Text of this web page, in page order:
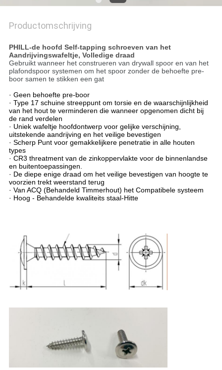
Productomschrijving
PHILL-de hoofd Self-tapping schroeven van het
Aandrijvingswafeltje, Volledige draad
Gebruikt wanneer het construeren van drywall spoor en van het
plafondspoor systemen om het spoor zonder de behoefte pre-
boor samen te stikken een gat
· Geen behoefte pre-boor
· Type 17 schuine streeppunt om torsie en de waarschijnlijkheid
van het hout te verminderen die wanneer opgenomen dicht bij
de rand verdelen
· Uniek wafeltje hoofdontwerp voor gelijke verschijning,
uitstekende aandrijving en het veilige bevestigen
· Scherp Punt voor gemakkelijkere penetratie in alle houten
types
· CR3 threatment van de zinkoppervlakte voor de binnenlandse
en buitentoepassingen.
· De diepe enige draad om het veilige bevestigen van hoogte te
voorzien trekt weerstand terug
· Van ACQ (Behandeld Timmerhout) het Compatibele systeem
· Hoog - Behandelde kwaliteits staal-Hitte